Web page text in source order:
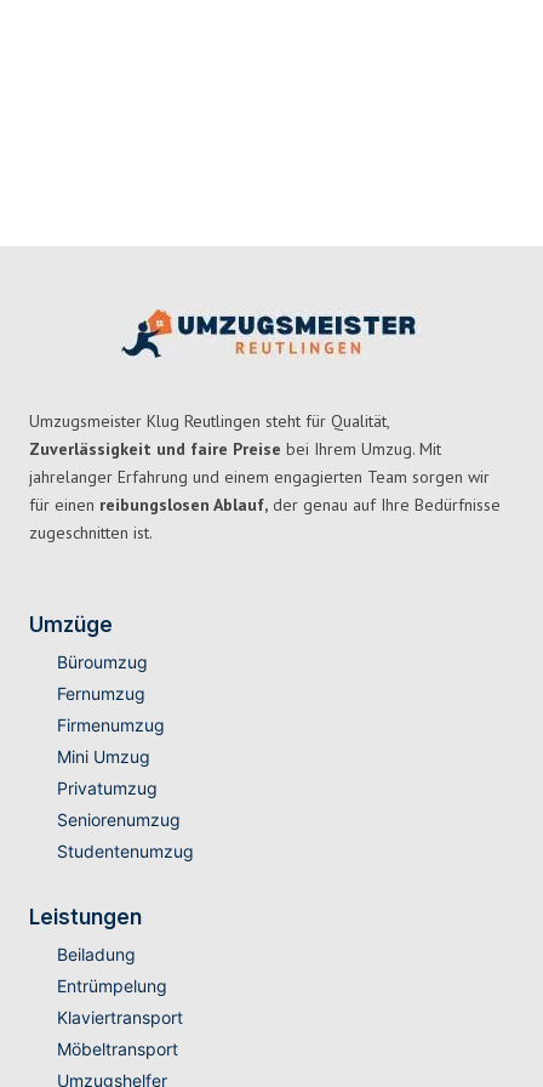
Umzugsmeister Klug Reutlingen steht für Qualität,
Zuverlässigkeit und faire Preise bei Ihrem Umzug. Mit
jahrelanger Erfahrung und einem engagierten Team sorgen wir
für einen reibungslosen Ablauf, der genau auf Ihre Bedürfnisse
zugeschnitten ist.
Umzüge
Büroumzug
Fernumzug
Firmenumzug
Mini Umzug
Privatumzug
Seniorenumzug
Studentenumzug
Leistungen
Beiladung
Entrümpelung
Klaviertransport
Möbeltransport
Umzugshelfer